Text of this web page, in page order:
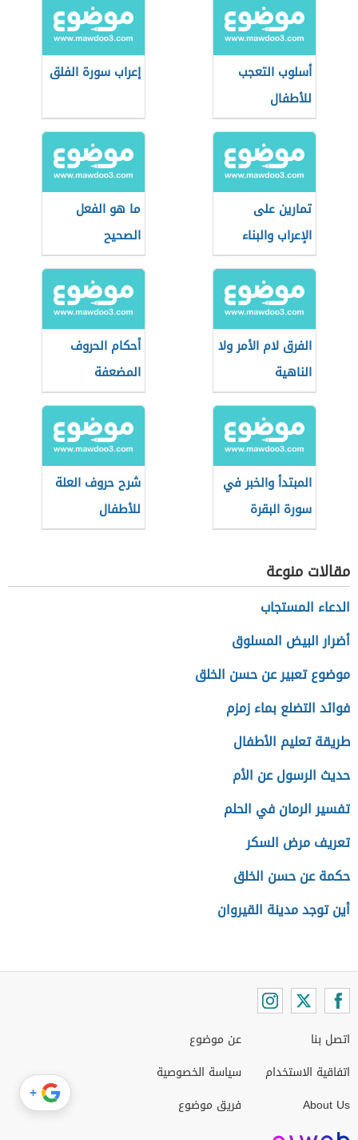
أسلوب التعجب
للأطفال
إعراب سورة الفلق
تمارين على
الإعراب والبناء
ما هو الفعل
الصحيح
الفرق لام الأمر ولا
الناهية
أحكام الحروف
المضعفة
المبتدأ والخبر في
سورة البقرة
شرح حروف العلة
للأطفال
مقالات منوعة
الدعاء المستجاب
أضرار البيض المسلوق
موضوع تعبير عن حسن الخلق
فوائد التضلع بماء زمزم
طريقة تعليم الأطفال
حديث الرسول عن الأم
تفسير الرمان في الحلم
تعريف مرض السكر
حكمة عن حسن الخلق
أين توجد مدينة القيروان
اتصل بنا
اتفاقية الاستخدام
About Us
عن موضوع
سياسة الخصوصية
فريق موضوع
+